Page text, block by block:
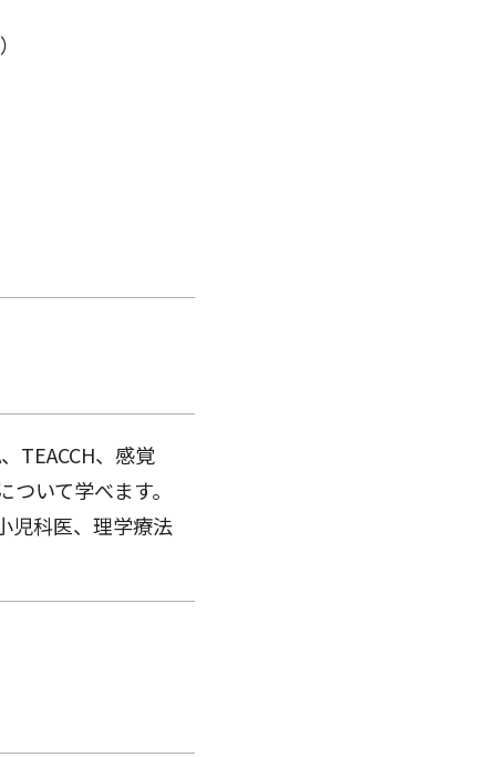
TEACCH、感覚
いて学べます。
児科医、理学療法